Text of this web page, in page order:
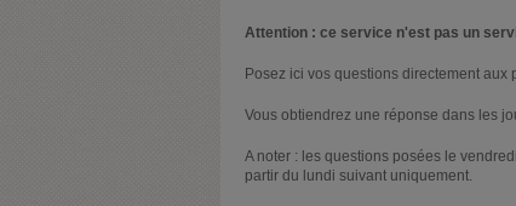
Attention : ce service n'est pas un
Posez ici vos questions directement aux
Vous obtiendrez une réponse dans les
A noter : les questions posées le
partir du lundi suivant uniquement.